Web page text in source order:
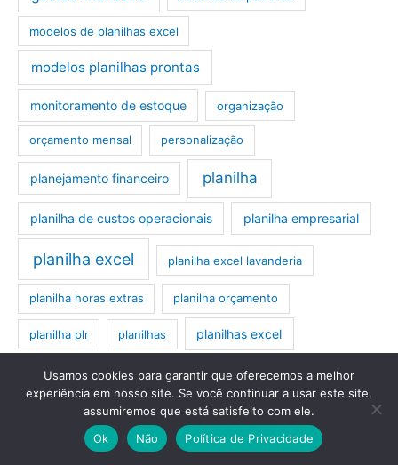
modelos de planilhas excel
modelos planilhas prontas
monitoramento de estoque organização
orçamento mensal personalização
planejamento financeiro planilha
planilha de custos operacionais planilha empresarial
planilha excel planilha excel lavanderia
planilha horas extras planilha orçamento
planilha plr planilhas planilhas excel
planilhas excel editáveis planilhas excel prontas
planilhas orçamentárias planilhas prontas
plr planilha preço de venda registro de compras
Usamos cookies para garantir que oferecemos a melhor
experiência em nosso site. Se você continuar a usar este site,
assumiremos que está satisfeito com ele.
Ok
Não Política de Privacidade